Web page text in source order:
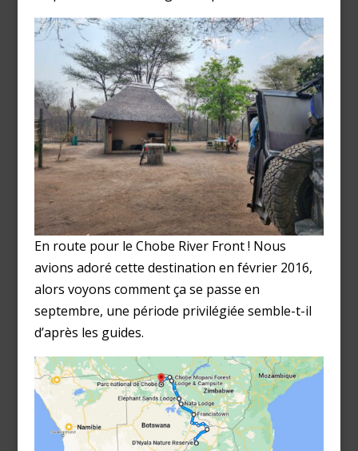
En route pour le Chobe River Front ! Nous
avions adoré cette destination en février 2016,
alors voyons comment ça se passe en
septembre, une période privilégiée semble-t-il
d’après les guides.